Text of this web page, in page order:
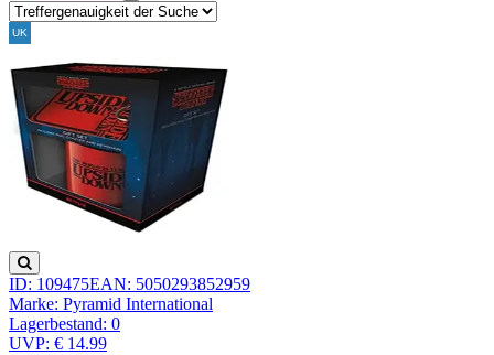
ID: 109475EAN: 5050293852959
Marke: Pyramid International
Lagerbestand: 0
UVP: € 14.99